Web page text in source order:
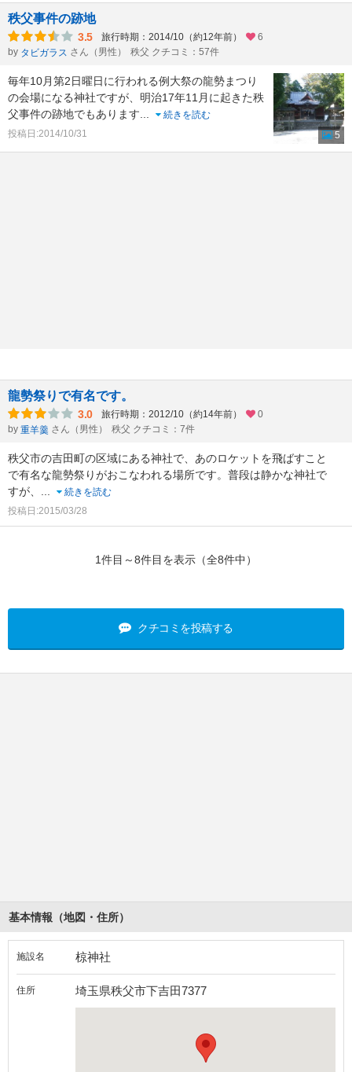
秩父事件の跡地
3.5 旅行時期：2014/10（約12年前）
6
by タビガラス さん（男性） 秩父 クチコミ：57件
毎年10月第2日曜日に行われる例大祭の龍勢まつり
の会場になる神社ですが、明治17年11月に起きた秩
父事件の跡地でもあります...
続きを読む
投稿日:2014/10/31
5
龍勢祭りで有名です。
3.0 旅行時期：2012/10（約14年前）
0
by 重羊羹 さん（男性） 秩父 クチコミ：7件
秩父市の吉田町の区域にある神社で、あのロケットを飛ばすこと
で有名な龍勢祭りがおこなわれる場所です。普段は静かな神社で
すが、 ...
続きを読む
投稿日:2015/03/28
1件目～8件目を表示（全8件中）
クチコミを投稿する
基本情報（地図・住所）
施設名 椋神社
住所 埼玉県秩父市下吉田7377